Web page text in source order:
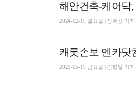
해안건축-케어닥,
2024-02-19 월요일 | 장호성 기자
캐롯손보-엔카닷
2023-05-19 금요일 | 김형일 기자